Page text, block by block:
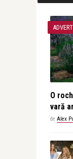
ADVERT
O
vară
de Alex